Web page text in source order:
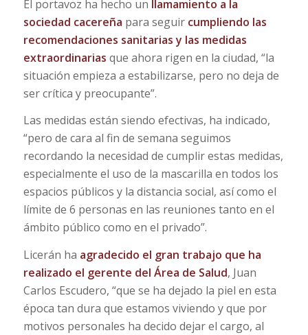
El portavoz ha hecho un llamamiento a la
sociedad cacereña para seguir cumpliendo las
recomendaciones sanitarias y las medidas
extraordinarias que ahora rigen en la ciudad, “la
situación empieza a estabilizarse, pero no deja de
ser crítica y preocupante”.
Las medidas están siendo efectivas, ha indicado,
“pero de cara al fin de semana seguimos
recordando la necesidad de cumplir estas medidas,
especialmente el uso de la mascarilla en todos los
espacios públicos y la distancia social, así como el
límite de 6 personas en las reuniones tanto en el
ámbito público como en el privado”.
Licerán ha agradecido el gran trabajo que ha
realizado el gerente del Área de Salud, Juan
Carlos Escudero, “que se ha dejado la piel en esta
época tan dura que estamos viviendo y que por
motivos personales ha decido dejar el cargo, al